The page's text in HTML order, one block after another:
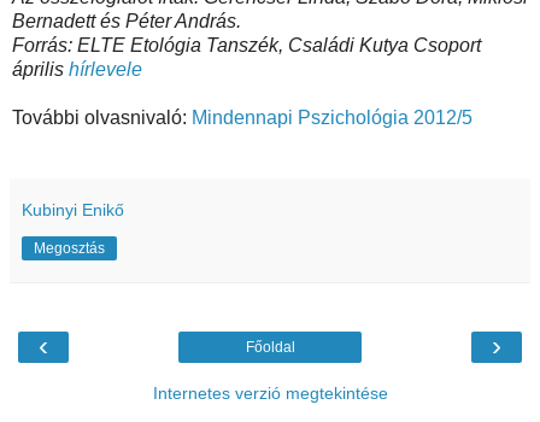
Bernadett és Péter András.
Forrás: ELTE Etológia Tanszék, Családi Kutya Csoport
április hírlevele
További olvasnivaló: Mindennapi Pszichológia 2012/5
Kubinyi Enikő
Megosztás
‹ ›
Főoldal
Internetes verzió megtekintése